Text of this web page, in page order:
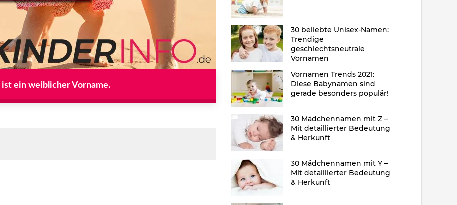
ist ein weiblicher Vorname.
30 beliebte Unisex-Namen:
Trendige
geschlechtsneutrale
Vornamen
Vornamen Trends 2021:
Diese Babynamen sind
gerade besonders populär!
30 Mädchennamen mit Z –
Mit detaillierter Bedeutung
& Herkunft
30 Mädchennamen mit Y –
Mit detaillierter Bedeutung
& Herkunft